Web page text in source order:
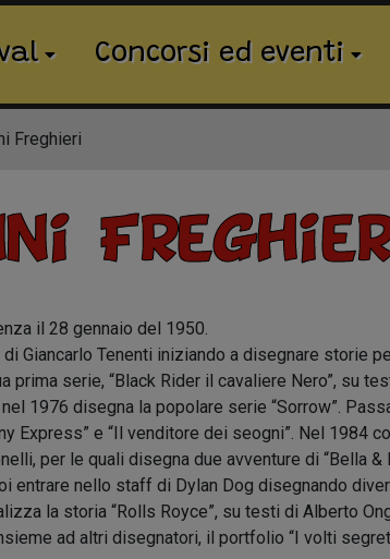
Concorsi ed eventi
Freghieri
il 28 gennaio del 1950.
Giancarlo Tenenti iniziando a disegnare storie
prima serie, “Black Rider il cavaliere Nero”, su
1976 disegna la popolare serie “Sorrow”.
Express” e “Il venditore dei seogni”. Nel 1984
per le quali disegna due avventure di “Bella &
entrare nello staff di Dylan Dog disegnando
la storia “Rolls Royce”, su testi di Alberto
ad altri disegnatori, il portfolio “I volti